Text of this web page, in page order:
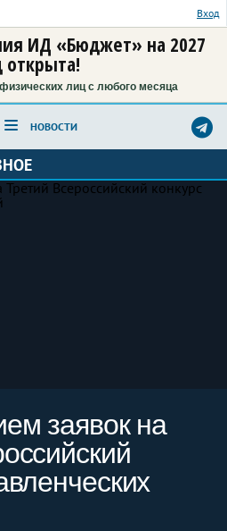
Вход
ИД «Бюджет» на 2027
открыта!
лиц с любого месяца
НОВОСТИ
заявок на